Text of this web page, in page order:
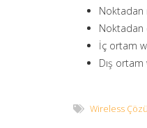
Noktadan
Noktadan
İç ortam
Dış
Wireless